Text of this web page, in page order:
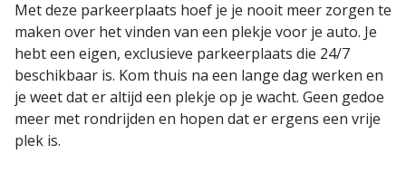
Met deze parkeerplaats hoef je je nooit meer zorgen te
maken over het vinden van een plekje voor je auto. Je
hebt een eigen, exclusieve parkeerplaats die 24/7
beschikbaar is. Kom thuis na een lange dag werken en
je weet dat er altijd een plekje op je wacht. Geen gedoe
meer met rondrijden en hopen dat er ergens een vrije
plek is.